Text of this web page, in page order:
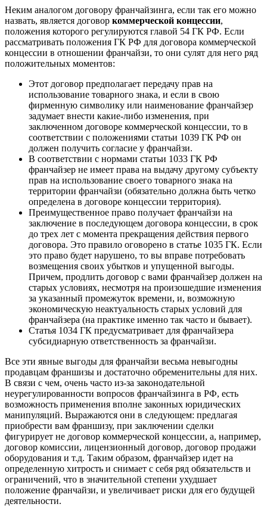
Неким аналогом договору франчайзинга, если так его можно
назвать, является договор коммерческой концессии,
положения которого регулируются главой 54 ГК РФ. Если
рассматривать положения ГК РФ для договора коммерческой
концессии в отношении франчайзи, то они сулят для него ряд
положительных моментов:
Этот договор предполагает передачу прав на
использование товарного знака, и если в свою
фирменную символику или наименование франчайзер
задумает внести какие-либо изменения, при
заключенном договоре коммерческой концессии, то в
соответствии с положениями статьи 1039 ГК РФ он
должен получить согласие у франчайзи.
В соответствии с нормами статьи 1033 ГК РФ
франчайзер не имеет права на выдачу другому субъекту
прав на использование своего товарного знака на
территории франчайзи (обязательно должна быть четко
определена в договоре концессии территория).
Преимущественное право получает франчайзи на
заключение в последующем договора концессии, в срок
до трех лет с момента прекращения действия первого
договора. Это правило оговорено в статье 1035 ГК. Если
это право будет нарушено, то вы вправе потребовать
возмещения своих убытков и упущенной выгоды.
Причем, продлить договор с вами франчайзер должен на
старых условиях, несмотря на произошедшие изменения
за указанный промежуток времени, и, возможную
экономическую неактуальность старых условий для
франчайзера (на практике именно так часто и бывает).
Статья 1034 ГК предусматривает для франчайзера
субсидиарную ответственность за франчайзи.
Все эти явные выгоды для франчайзи весьма невыгодны
продавцам франшизы и достаточно обременительны для них.
В связи с чем, очень часто из-за законодательной
неурегулированности вопросов франчайзинга в РФ, есть
возможность применения вполне законных юридических
манипуляций. Выражаются они в следующем: предлагая
приобрести вам франшизу, при заключении сделки
фигурирует не договор коммерческой концессии, а, например,
договор комиссии, лицензионный договор, договор продажи
оборудования и т.д. Таким образом, франчайзер идет на
определенную хитрость и снимает с себя ряд обязательств и
ограничений, что в значительной степени ухудшает
положение франчайзи, и увеличивает риски для его будущей
деятельности.